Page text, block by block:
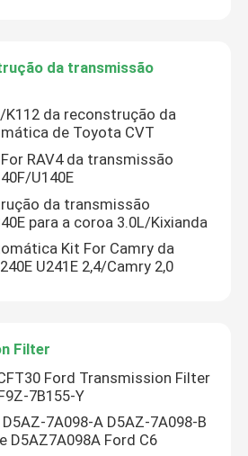
da transmissão
da reconstrução da
de Toyota CVT
RAV4 da transmissão
U140E
da transmissão
para a coroa 3.0L/Kixianda
Kit For Camry da
U241E 2,4/Camry 2,0
Filter
Ford Transmission Filter
7B155-Y
7A098-A D5AZ-7A098-B
D5AZ7A098A Ford C6